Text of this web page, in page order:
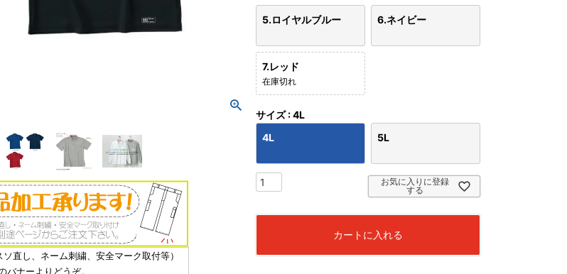
直し、ネーム刺繍、安全マーク取付等）
バナーよりどうぞ。
5.ロイヤルブルー 6.ネイビー
7.レッド
在庫切れ
サイズ 4L
4L
5L
お気に入りに登録
する
カートに入れる